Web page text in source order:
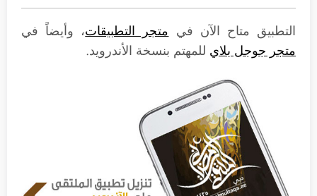
التطبيق متاح الآن في متجر التطبيقات، وأيضاً في
متجر جوجل بلاي للمهتم بنسخة الأندرويد.